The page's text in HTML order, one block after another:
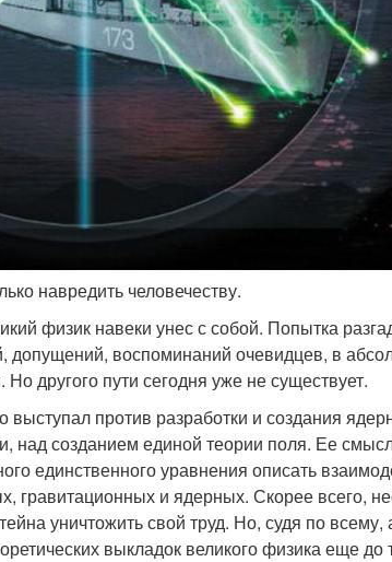
навредить человечеству.
физик навеки унес с собой. Попытка
допущений, воспоминаний очевидцев, в
другого пути сегодня уже не существует.
против разработки и создания
над созданием единой теории поля. Ее
единственного уравнения описать
гравитационных и ядерных. Скорее всего,
уничтожить свой труд. Но, судя по
выкладок великого физика еще до